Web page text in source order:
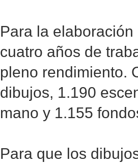
Para la
cuatro años de
pleno rendimiento.
dibujos, 1.190
mano y 1.155
Para que los